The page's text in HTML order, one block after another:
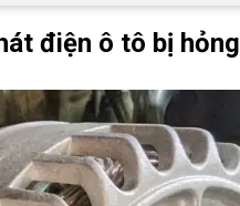
điện ô tô bị hỏng